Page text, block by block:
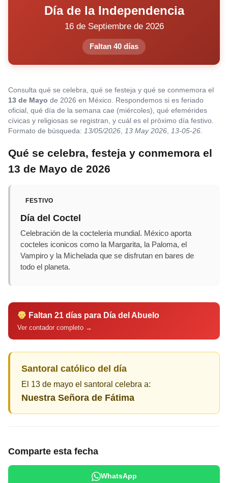
Día de la Independencia
16 de Septiembre de 2026
Faltan 40 días
Consulta qué se celebra, qué se festeja y qué se conmemora el
13 de Mayo de 2026 en México. Respondemos si es feriado
oficial, qué día de la semana cae (miércoles), qué efemérides
cívicas y religiosas se registran, y cuál es el próximo día festivo.
Formato de búsqueda: 13/05/2026, 13 May 2026, 13-05-26.
Qué se celebra, festeja y conmemora el
13 de Mayo de 2026
FESTIVO
Día del Coctel
Celebración de la cocteleria mundial. México aporta
cocteles iconicos como la Margarita, la Paloma, el
Vampiro y la Michelada que se disfrutan en bares de
todo el planeta.
Faltan 21 días para Día del Abuelo
Ver contador completo →
Santoral católico del día
El 13 de mayo el santoral celebra a:
Nuestra Señora de Fátima
Comparte esta fecha
WhatsApp